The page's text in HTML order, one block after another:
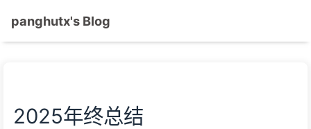
panghutx's Blog
2025年终总结